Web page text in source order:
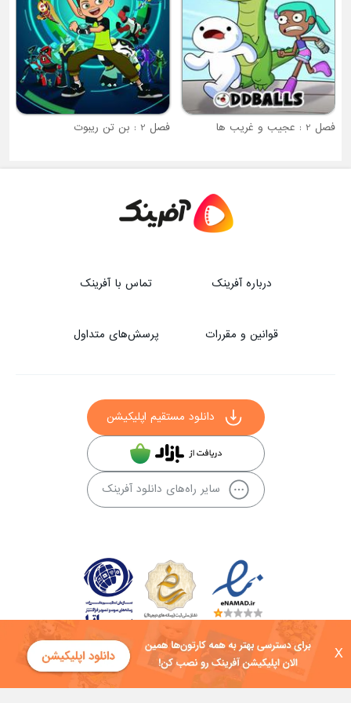
X
فصل 2 : بن تن ریبوت
درباره آفرینک تماس با آفرینک
قوانین و مقررات پرسش‌های متداول
دانلود مستقیم اپلیکیشن
سایر راه‌های دانلود آفرینک
کلیه حقوق این سایت به شرکت توسعه فناوی هفت آسمان توکان تعلق دارد و